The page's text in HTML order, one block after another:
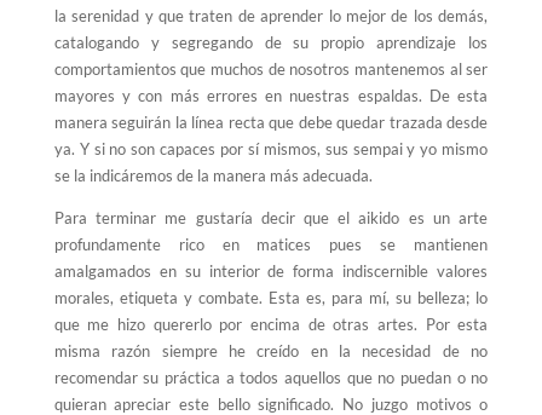
la serenidad y que traten de aprender lo mejor de los demás,
catalogando y segregando de su propio aprendizaje los
comportamientos que muchos de nosotros mantenemos al ser
mayores y con más errores en nuestras espaldas. De esta
manera seguirán la línea recta que debe quedar trazada desde
ya. Y si no son capaces por sí mismos, sus sempai y yo mismo
se la indicáremos de la manera más adecuada.
Para terminar me gustaría decir que el aikido es un arte
profundamente rico en matices pues se mantienen
amalgamados en su interior de forma indiscernible valores
morales, etiqueta y combate. Esta es, para mí, su belleza; lo
que me hizo quererlo por encima de otras artes. Por esta
misma razón siempre he creído en la necesidad de no
recomendar su práctica a todos aquellos que no puedan o no
quieran apreciar este bello significado. No juzgo motivos o